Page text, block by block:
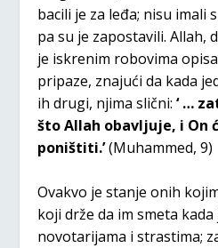
bacili je za leđa; nisu imali
pa su je zapostavili. Allah,
je iskrenim robovima
pripaze, znajući da kada
ih drugi, njima slični:‘ …
što Allah obavljuje, i On
poništiti.’(Muhammed, 9)
Ovakvo je stanje onih
koji drže da im smeta
novotarijama i strastima;